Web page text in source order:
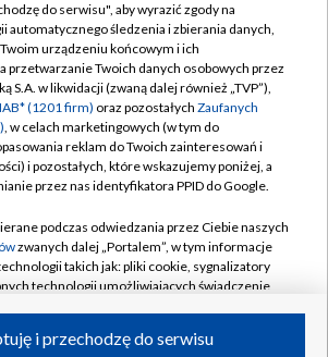
TVP
TVP
Cyfrowa
Regulamin TVP
Polityka prywatności
Moje zgody
Pomoc
Kontakt
Kanały
do serwisu", aby wyrazić zgody na
automatycznego śledzenia i zbierania danych,
urządzeniu końcowym i ich
przetwarzanie Twoich danych osobowych przez
S.A. w likwidacji (zwaną dalej również „TVP”),
(1201 firm) oraz pozostałych Zaufanych
, w celach marketingowych (w tym do
reklam do Twoich zainteresowań i
i pozostałych, które wskazujemy poniżej, a
przez nas identyfikatora PPID do Google.
podczas odwiedzania przez Ciebie naszych
zwanych dalej „Portalem”, w tym informacje
takich jak: pliki cookie, sygnalizatory
technologii umożliwiających świadczenie
i przechodzę do serwisu